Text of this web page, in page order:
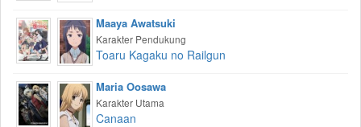
Maaya Awatsuki
Karakter Pendukung
Toaru Kagaku no Railgun
Maria Oosawa
Karakter Utama
Canaan